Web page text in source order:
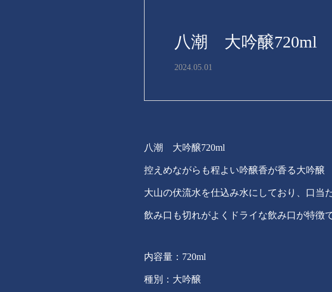
八潮 大吟醸720ml
2024.05.01
八潮 大吟醸720ml
控えめながらも程よい吟醸香が香る大吟醸
大山の伏流水を仕込み水にしており、口当
飲み口も切れがよくドライな飲み口が特徴で
内容量：720ml
種別：大吟醸